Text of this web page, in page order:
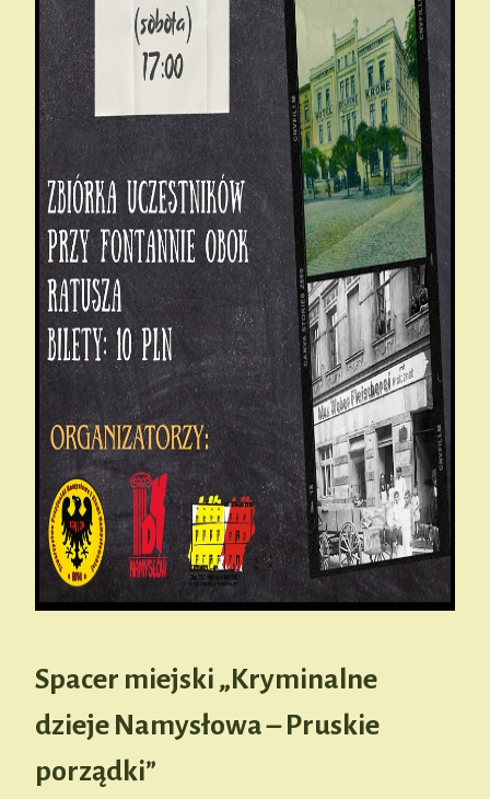
Spacer miejski „Kryminalne
dzieje Namysłowa – Pruskie
porządki”